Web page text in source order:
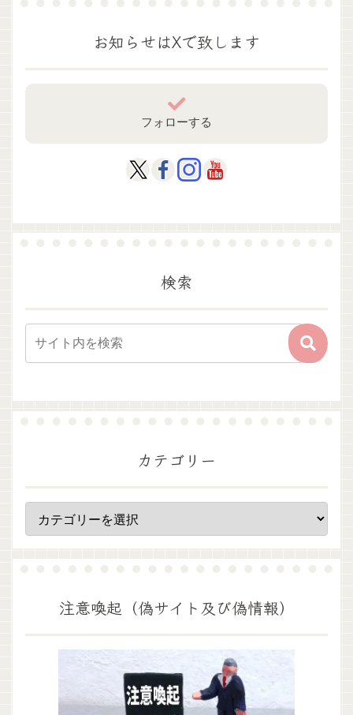
お知らせはXで致します
フォローする
検索
カテゴリー
注意喚起（偽サイト及び偽情報）